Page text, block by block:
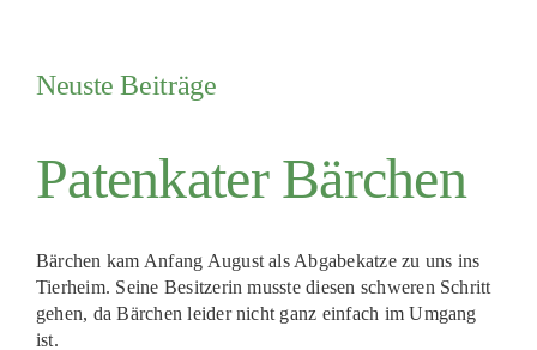
Neuste Beiträge
Patenkater Bärchen
Bärchen kam Anfang August als Abgabekatze zu uns ins
Tierheim. Seine Besitzerin musste diesen schweren Schritt
gehen, da Bärchen leider nicht ganz einfach im Umgang
ist.